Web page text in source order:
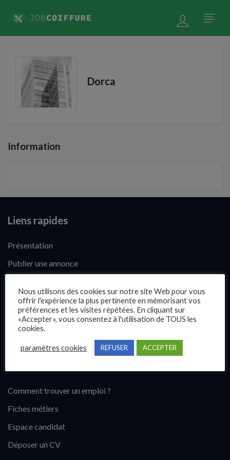
Dorca
Information
Liens rapides
Présentation
Publier une annonce
Questions fréquentes
Blog
Comment trouver un emploi ?
Fiches métiers
Espace candidat
Déposer un CV
Nous utilisons des cookies sur notre site Web pour vous
offrir l'expérience la plus pertinente en mémorisant vos
préférences et les visites répétées. En cliquant sur
«Accepter», vous consentez à l'utilisation de TOUS les
cookies.
paramètres cookies REFUSER ACCEPTER